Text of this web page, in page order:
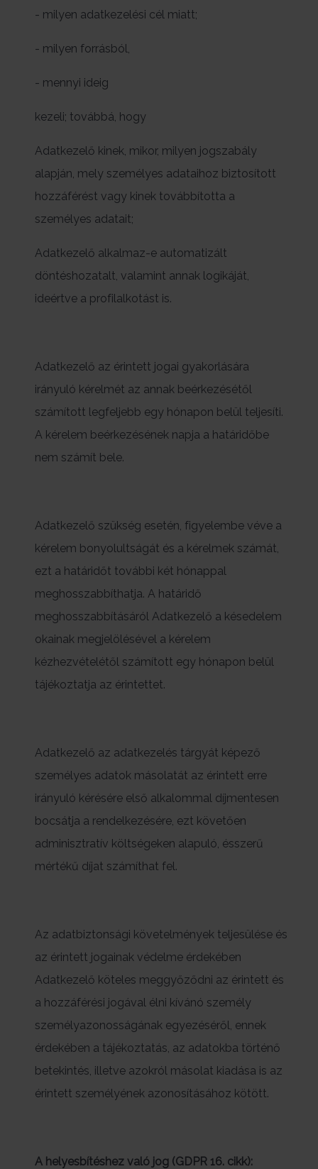
- milyen adatkezelési cél miatt;
- milyen forrásból,
- mennyi ideig
kezeli; továbbá, hogy
Adatkezelő kinek, mikor, milyen jogszabály
alapján, mely személyes adataihoz biztosított
hozzáférést vagy kinek továbbította a
személyes adatait;
Adatkezelő alkalmaz-e automatizált
döntéshozatalt, valamint annak logikáját,
ideértve a profilalkotást is.
Adatkezelő az érintett jogai gyakorlására
irányuló kérelmét az annak beérkezésétől
számított legfeljebb egy hónapon belül teljesíti.
A kérelem beérkezésének napja a határidőbe
nem számít bele.
Adatkezelő szükség esetén, figyelembe véve a
kérelem bonyolultságát és a kérelmek számát,
ezt a határidőt további két hónappal
meghosszabbíthatja. A határidő
meghosszabbításáról Adatkezelő a késedelem
okainak megjelölésével a kérelem
kézhezvételétől számított egy hónapon belül
tájékoztatja az érintettet.
Adatkezelő az adatkezelés tárgyát képező
személyes adatok másolatát az érintett erre
irányuló kérésére első alkalommal díjmentesen
bocsátja a rendelkezésére, ezt követően
adminisztratív költségeken alapuló, ésszerű
mértékű díjat számíthat fel.
Az adatbiztonsági követelmények teljesülése és
az érintett jogainak védelme érdekében
Adatkezelő köteles meggyőződni az érintett és
a hozzáférési jogával élni kívánó személy
személyazonosságának egyezéséről, ennek
érdekében a tájékoztatás, az adatokba történő
betekintés, illetve azokról másolat kiadása is az
érintett személyének azonosításához kötött.
A helyesbítéshez való jog (GDPR 16. cikk):